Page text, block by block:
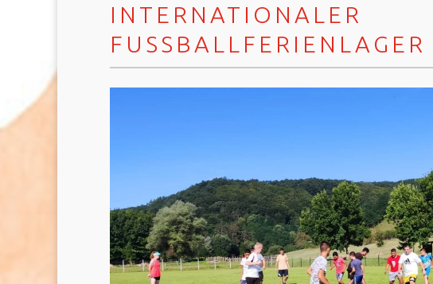
INTERNATIONALER
FUSSBALLFERIENLAGER